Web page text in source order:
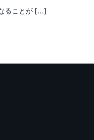
ることが […]